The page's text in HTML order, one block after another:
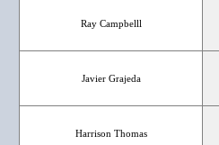
Ray Campbelll
Javier Grajeda
Harrison Thomas